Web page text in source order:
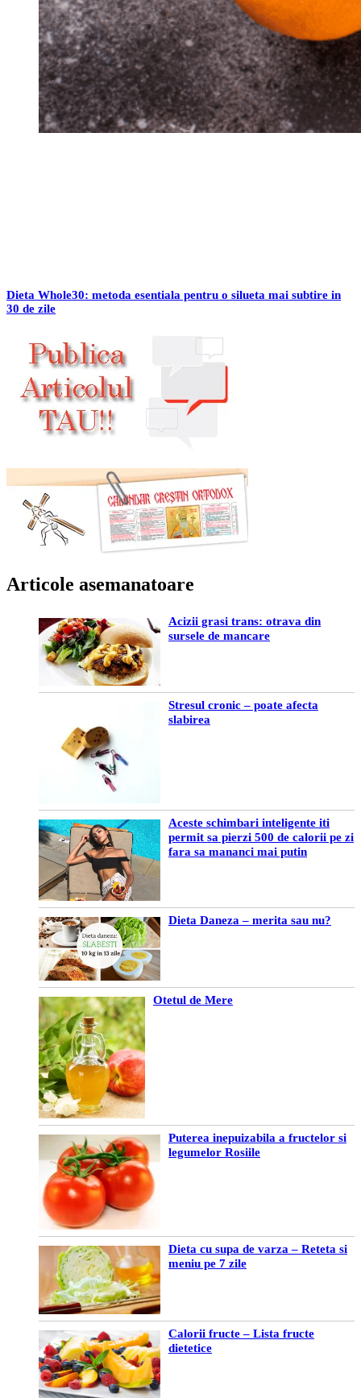
Dieta Whole30: metoda esentiala pentru o silueta mai subtire in
30 de zile
Articole asemanatoare
Acizii grasi trans: otrava din
sursele de mancare
Stresul cronic – poate afecta
slabirea
Aceste schimbari inteligente iti
permit sa pierzi 500 de calorii pe zi
fara sa mananci mai putin
Dieta Daneza – merita sau nu?
Otetul de Mere
Puterea inepuizabila a fructelor si
legumelor Rosiile
Dieta cu supa de varza – Reteta si
meniu pe 7 zile
Calorii fructe – Lista fructe
dietetice